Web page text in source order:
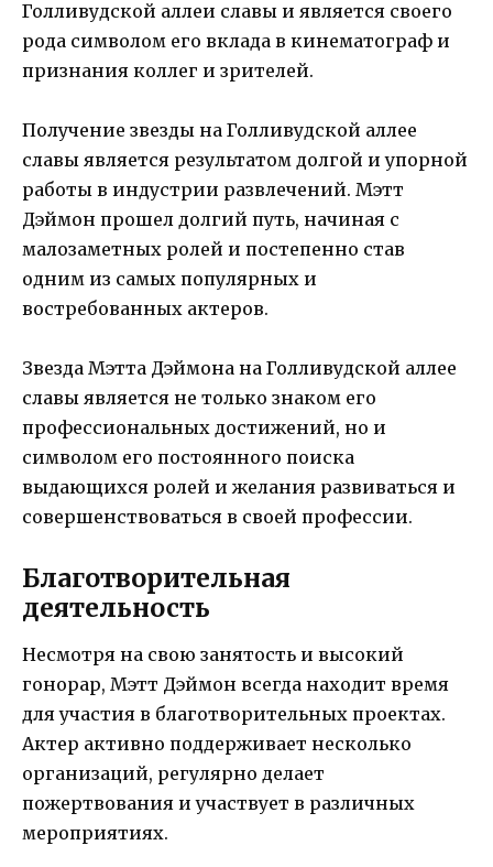
Голливудской аллеи славы и является своего
рода символом его вклада в кинематограф и
признания коллег и зрителей.
Получение звезды на Голливудской аллее
славы является результатом долгой и упорной
работы в индустрии развлечений. Мэтт
Дэймон прошел долгий путь, начиная с
малозаметных ролей и постепенно став
одним из самых популярных и
востребованных актеров.
Звезда Мэтта Дэймона на Голливудской аллее
славы является не только знаком его
профессиональных достижений, но и
символом его постоянного поиска
выдающихся ролей и желания развиваться и
совершенствоваться в своей профессии.
Благотворительная
деятельность
Несмотря на свою занятость и высокий
гонорар, Мэтт Дэймон всегда находит время
для участия в благотворительных проектах.
Актер активно поддерживает несколько
организаций, регулярно делает
пожертвования и участвует в различных
мероприятиях.